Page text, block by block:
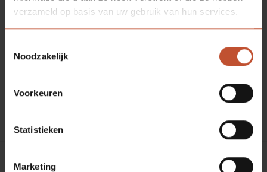
verzameld op basis van uw gebruik van hun services.
Noodzakelijk
Voorkeuren
Statistieken
Marketing